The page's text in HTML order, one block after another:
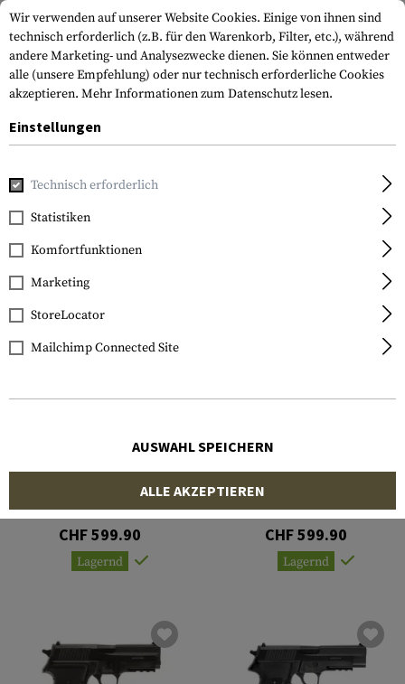
Marken NEDI
FILTER
NEDI
CHF 599.90
Lagernd
NEDI
CHF 599.90
Lagernd
Wir verwenden auf unserer Website Cookies. Einige von ihnen sind
technisch erforderlich (z.B. für den Warenkorb, Filter, etc.), während
andere Marketing- und Analysezwecke dienen. Sie können entweder
alle (unsere Empfehlung) oder nur technisch erforderliche Cookies
akzeptieren. Mehr Informationen zum Datenschutz lesen.
Einstellungen
Technisch erforderlich
Statistiken
Komfortfunktionen
Marketing
StoreLocator
Mailchimp Connected Site
AUSWAHL SPEICHERN
ALLE AKZEPTIEREN